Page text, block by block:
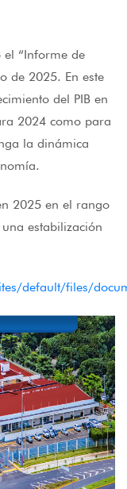
el “Informe de
de 2025. En este
del PIB en
2024 como para
la dinámica
2025 en el rango
estabilización
default/files/